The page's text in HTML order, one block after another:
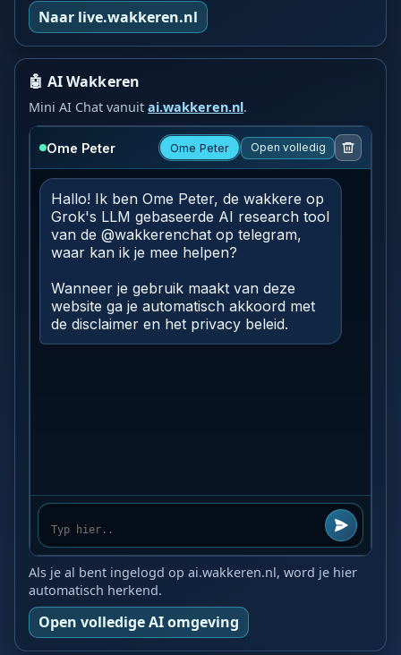
Naar live.wakkeren.nl
🤖 AI Wakkeren
Mini AI Chat vanuitai.wakkeren.nl.
Als je al bent ingelogd op ai.wakkeren.nl, word je hier
automatisch herkend.
Open volledige AI omgeving